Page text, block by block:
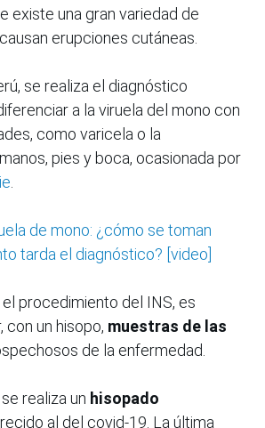
existe una gran variedad de
erupciones cutáneas.
se realiza el diagnóstico
a la viruela del mono con
como varicela o la
pies y boca, ocasionada por
de mono: ¿cómo se toman
tarda el diagnóstico? [video]
procedimiento del INS, es
con un hisopo, muestras de las
de la enfermedad.
realiza un hisopado
al del covid-19. La última